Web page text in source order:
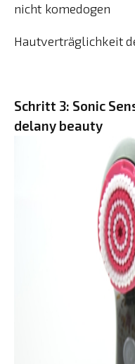
nicht komedogen
Hautverträglichkeit
Schritt 3: Sonic
delany beauty